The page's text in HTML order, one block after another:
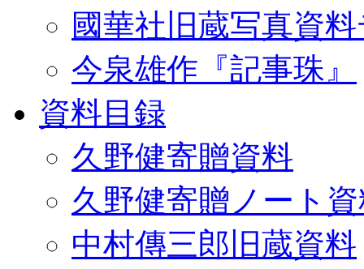
國華社旧蔵写真資
今泉雄作『記事珠』
資料目録
久野健寄贈資料
久野健寄贈ノート
中村傳三郎旧蔵資料